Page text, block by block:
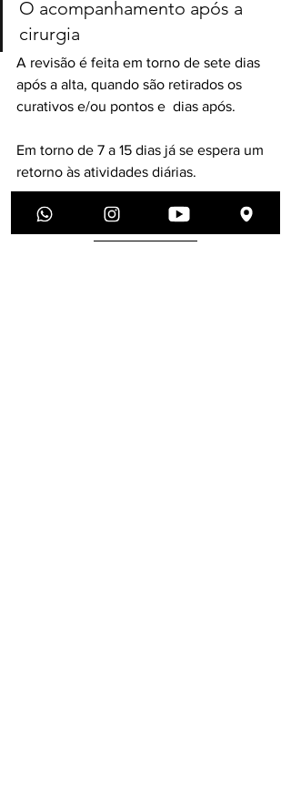
O acompanhamento após a
cirurgia
A revisão é feita em torno de sete dias
após a alta, quando são retirados os
curativos e/ou pontos e  dias após.​
Em torno de 7 a 15 dias já se espera um
retorno às atividades diárias.